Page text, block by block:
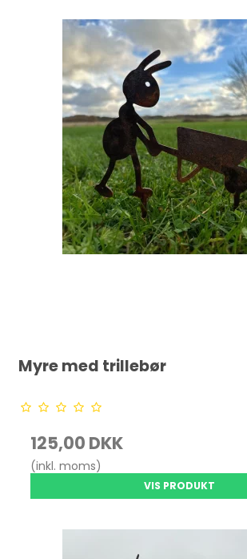
Myre med trillebør
125,00 DKK
(inkl. moms)
VIS PRODUKT